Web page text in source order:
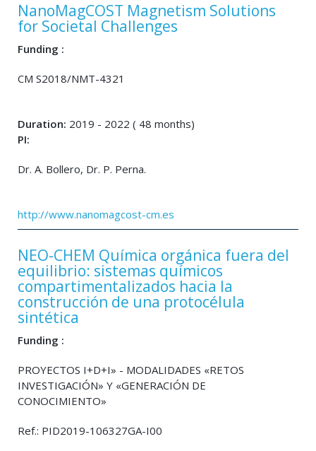
NanoMagCOST Magnetism Solutions
for Societal Challenges
Funding :
CM S2018/NMT-4321
Duration: 2019 - 2022 ( 48 months)
PI:
Dr. A. Bollero, Dr. P. Perna.
http://www.nanomagcost-cm.es
NEO-CHEM Química orgánica fuera del
equilibrio: sistemas químicos
compartimentalizados hacia la
construcción de una protocélula
sintética
Funding :
PROYECTOS I+D+I» - MODALIDADES «RETOS
INVESTIGACIÓN» Y «GENERACIÓN DE
CONOCIMIENTO»
Ref.: PID2019-106327GA-I00